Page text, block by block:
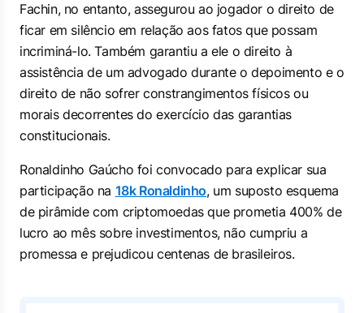
Fachin, no entanto, assegurou ao jogador o direito de
ficar em silêncio em relação aos fatos que possam
incriminá-lo. Também garantiu a ele o direito à
assistência de um advogado durante o depoimento e o
direito de não sofrer constrangimentos físicos ou
morais decorrentes do exercício das garantias
constitucionais.
Ronaldinho Gaúcho foi convocado para explicar sua
participação na 18k Ronaldinho, um suposto esquema
de pirâmide com criptomoedas que prometia 400% de
lucro ao mês sobre investimentos, não cumpriu a
promessa e prejudicou centenas de brasileiros.